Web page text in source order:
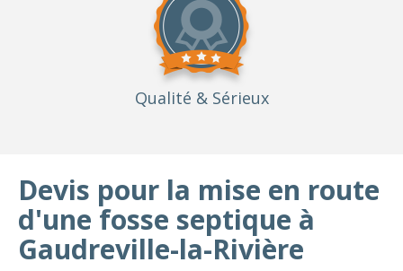
Qualité & Sérieux
Devis pour la mise en route
d'une fosse septique à
Gaudreville-la-Rivière